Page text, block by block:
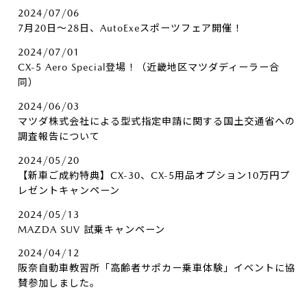
2024/07/06
7月20日～28日、AutoExeスポーツフェア開催！
2024/07/01
CX-5 Aero Special登場！（近畿地区マツダディーラー合
同）
2024/06/03
マツダ株式会社による型式指定申請に関する国土交通省への
調査報告について
2024/05/20
【新車ご成約特典】CX-30、CX-5用品オプション10万円プ
レゼントキャンペーン
2024/05/13
MAZDA SUV 試乗キャンペーン
2024/04/12
阪奈自動車教習所「高齢者サポカー乗車体験」イベントに協
賛参加しました。